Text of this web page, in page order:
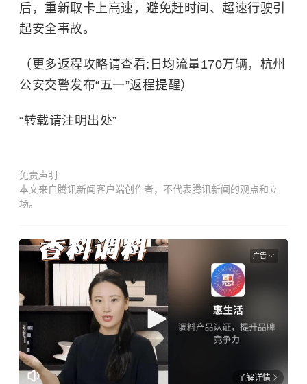
后，重新取卡上高速，避免赶时间、超速行驶引
起安全事故。
（更多返程攻略请查看:日均流量170万辆，杭州
公安交警发布“五一”返程提醒）
“转载请注明出处”
免责声明
本文来自腾讯新闻客户端创作者，不代表腾讯新闻的观点和立
场。
广告
了解详情